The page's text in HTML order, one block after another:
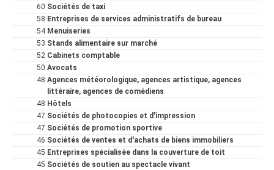
60 Sociétés de taxi
58 Entreprises de services administratifs de bureau
54 Menuiseries
53 Stands alimentaire sur marché
52 Cabinets comptable
50 Avocats
48 Agences météorologique, agences artistique, agences
littéraire, agences de comédiens
48 Hôtels
47 Sociétés de photocopies et d'impression
47 Sociétés de promotion sportive
46 Sociétés de ventes et d'achats de biens immobiliers
45 Entreprises spécialisée dans la couverture de toit
45 Sociétés de soutien au spectacle vivant